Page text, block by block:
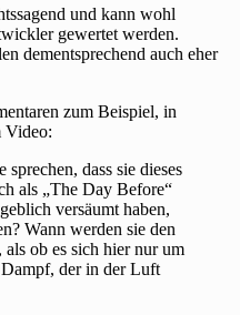
und kann wohl
gewertet werden.
dementsprechend auch eher
zum Beispiel, in
Video:
dass sie dieses
als „The Day Before“
versäumt haben,
Wann werden sie den
als ob es sich hier nur um
der in der Luft